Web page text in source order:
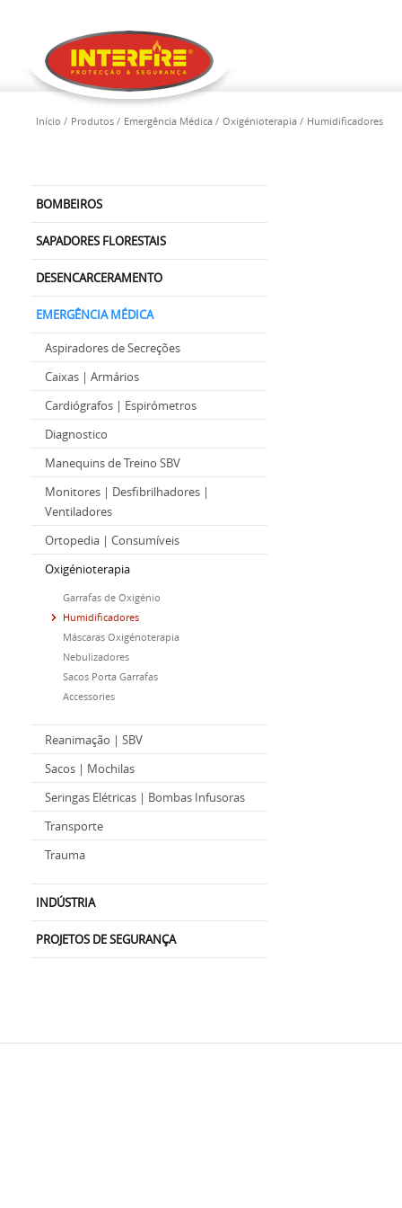
Início Produtos Emergência Médica Oxigénioterapia Humidificadores
BOMBEIROS
SAPADORES FLORESTAIS
DESENCARCERAMENTO
EMERGÊNCIA MÉDICA
Aspiradores de Secreções
Caixas | Armários
Cardiógrafos | Espirómetros
Diagnostico
Manequins de Treino SBV
Monitores | Desfibrilhadores |
Ventiladores
Ortopedia | Consumíveis
Oxigénioterapia
Garrafas de Oxigénio
Humidificadores
Máscaras Oxigénoterapia
Nebulizadores
Sacos Porta Garrafas
Accessories
Reanimação | SBV
Sacos | Mochilas
Seringas Elétricas | Bombas Infusoras
Transporte
Trauma
INDÚSTRIA
PROJETOS DE SEGURANÇA